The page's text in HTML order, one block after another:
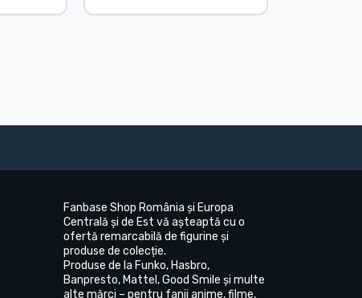
Fanbase Shop România și Europa
Centrală și de Est vă așteaptă cu o
ofertă remarcabilă de figurine și
produse de colecție.
Produse de la Funko, Hasbro,
Banpresto, Mattel, Good Smile și multe
alte mărci – pentru fanii anime, filme,